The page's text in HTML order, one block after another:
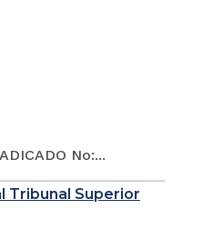
No:...
Tribunal Superior